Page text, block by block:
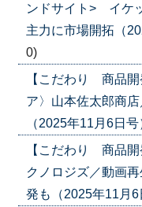
ンドサイト> イケ
主力に市場開拓（
0)
【こだわり 商品
ア〉山本佐太郎商
（2025年11月6日
【こだわり 商品
クノロジズ／動画
発も（2025年11月